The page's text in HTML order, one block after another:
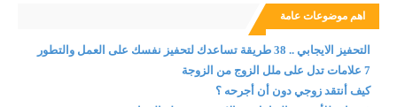
اهم موضوعات عامة
التحفيز الايجابي .. 38 طريقة تساعدك لتحفيز نفسك على العمل والتطور
7 علامات تدل على ملل الزوج من الزوجة
كيف أنتقد زوجي دون أن أجرحه ؟